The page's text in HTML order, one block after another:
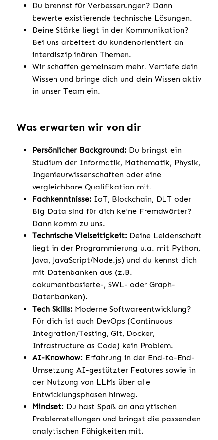
Du brennst für Verbesserungen? Dann
bewerte existierende technische Lösungen.
Deine Stärke liegt in der Kommunikation?
Bei uns arbeitest du kundenorientiert an
interdisziplinären Themen.
Wir schaffen gemeinsam mehr! Vertiefe dein
Wissen und bringe dich und dein Wissen aktiv
in unser Team ein.
Was erwarten wir von dir
Persönlicher Background: Du bringst ein
Studium der Informatik, Mathematik, Physik,
Ingenieurwissenschaften oder eine
vergleichbare Qualifikation mit.
Fachkenntnisse: IoT, Blockchain, DLT oder
Big Data sind für dich keine Fremdwörter?
Dann komm zu uns.
Technische Vielseitigkeit: Deine Leidenschaft
liegt in der Programmierung u.a. mit Python,
Java, JavaScript/Node.js) und du kennst dich
mit Datenbanken aus (z.B.
dokumentbasierte-, SWL- oder Graph-
Datenbanken).
Tech Skills: Moderne Softwareentwicklung?
Für dich ist auch DevOps (Continuous
Integration/Testing, Git, Docker,
Infrastructure as Code) kein Problem.
AI-Knowhow: Erfahrung in der End-to-End-
Umsetzung AI-gestützter Features sowie in
der Nutzung von LLMs über alle
Entwicklungsphasen hinweg.
Mindset: Du hast Spaß an analytischen
Problemstellungen und bringst die passenden
analytischen Fähigkeiten mit.